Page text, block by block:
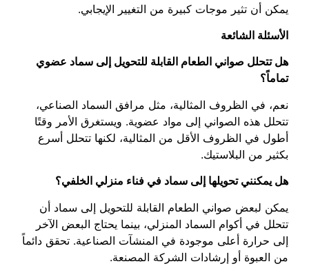
يمكن أن تثير موجات كبيرة من التغيير الإيجابي.
الأسئلة الشائعة
هل تتحلل صواني الطعام القابلة للتحويل إلى سماد عضوي
تماماً؟
نعم، في الظروف المثالية، مثل مرافق السماد الصناعي،
تتحلل هذه الصواني إلى مواد عضوية. ويستغرق الأمر وقتًا
أطول في الظروف الأقل من المثالية، لكنها تتحلل أسرع
بكثير من البلاستيك.
هل يمكنني تحويلها إلى سماد في فناء منزلي الخلفي؟
يمكن لبعض صواني الطعام القابلة للتحويل إلى سماد أن
تتحلل في أكوام السماد المنزلي، بينما يحتاج البعض الآخر
إلى حرارة أعلى موجودة في المنشآت الصناعية. تحقق دائماً
من العبوة أو إرشادات الشركة المصنعة.